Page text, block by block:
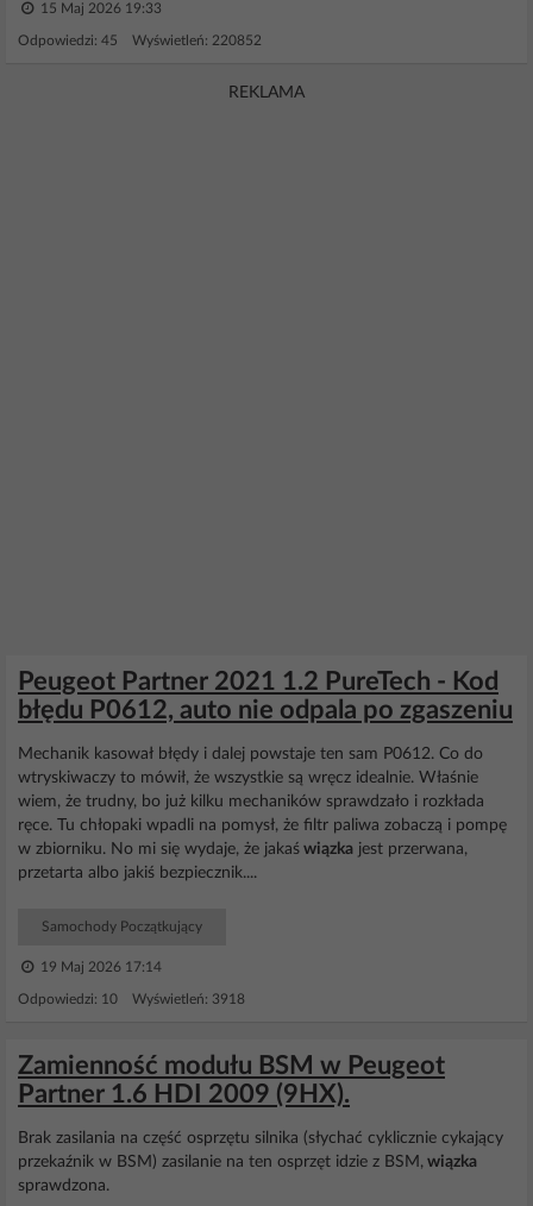
15 Maj 2026 19:33
Odpowiedzi: 45 Wyświetleń: 220852
REKLAMA
Peugeot Partner 2021 1.2 PureTech - Kod
błędu P0612, auto nie odpala po zgaszeniu
Mechanik kasował błędy i dalej powstaje ten sam P0612. Co do
wtryskiwaczy to mówił, że wszystkie są wręcz idealnie. Właśnie
wiem, że trudny, bo już kilku mechaników sprawdzało i rozkłada
ręce. Tu chłopaki wpadli na pomysł, że filtr paliwa zobaczą i pompę
w zbiorniku. No mi się wydaje, że jakaś wiązka jest przerwana,
przetarta albo jakiś bezpiecznik....
Samochody Początkujący
19 Maj 2026 17:14
Odpowiedzi: 10 Wyświetleń: 3918
Zamienność modułu BSM w Peugeot
Partner 1.6 HDI 2009 (9HX).
Brak zasilania na część osprzętu silnika (słychać cyklicznie cykający
przekaźnik w BSM) zasilanie na ten osprzęt idzie z BSM, wiązka
sprawdzona.